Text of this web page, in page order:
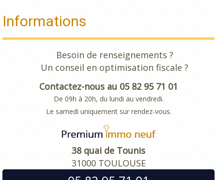
Informations
Besoin de renseignements ?
Un conseil en optimisation fiscale ?
Contactez-nous au 05 82 95 71 01
De 09h à 20h, du lundi au vendredi.
Le samedi uniquement sur rendez-vous.
38 quai de Tounis
31000 TOULOUSE